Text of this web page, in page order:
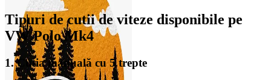
Tipuri de cutii de viteze disponibile pe
VW Polo Mk4
1. Cutia manuală cu 5 trepte